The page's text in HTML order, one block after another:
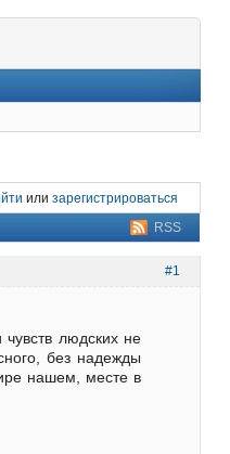
илизарегистрироваться
RSS
#1
людских не
без надежды
нашем, месте в